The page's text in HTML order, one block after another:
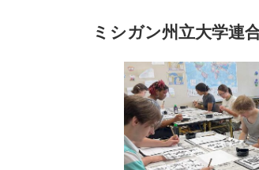
ミシガン州立大学連